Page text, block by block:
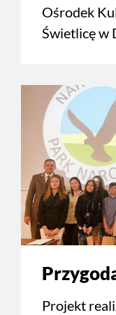
Ośrodek
Świetlicę w
Projekt